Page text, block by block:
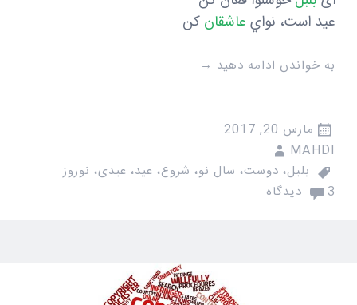
عيد است، نواي عاشقان كن
به خواندن ادامه دهید →
مارس 20, 2017
MAHDI
بلبل، دوست، سال نو، شروع، عید، عیدی، نوروز
3 دیدگاه